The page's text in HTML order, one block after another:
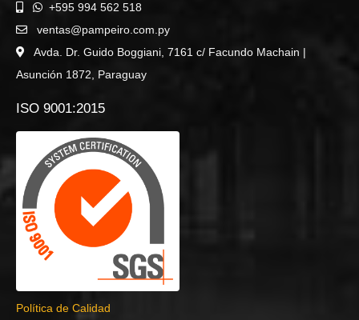
+595 994 562 518
ventas@pampeiro.com.py
Avda. Dr. Guido Boggiani, 7161 c/ Facundo Machain |
Asunción 1872, Paraguay
ISO 9001:2015
Política de Calidad